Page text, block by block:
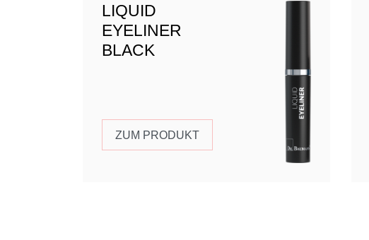
LIQUID
EYELINER
BLACK
ZUM PRODUKT